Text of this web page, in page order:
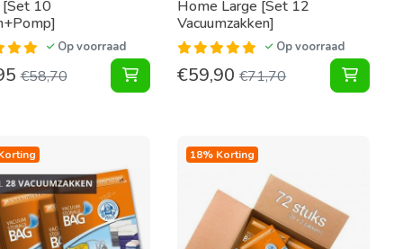
toevoegen aan winkelwagen
Home [Set 12 Zakken] toevoegen aan winkelwagen
10
Op voorraad
€58,70 Pakket Vacuumzakken Home [Set 10
Home Large [Set 12
Vacuumzakken]
Op voorraad
€59,90€71,70
18% Korting